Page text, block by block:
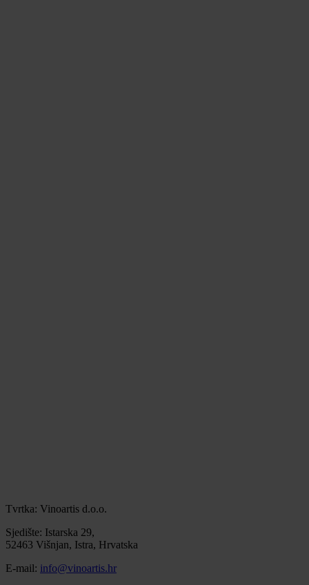
Tvrtka: Vinoartis d.o.o.
Sjedište: Istarska 29,
52463 Višnjan, Istra, Hrvatska
E-mail: info@vinoartis.hr